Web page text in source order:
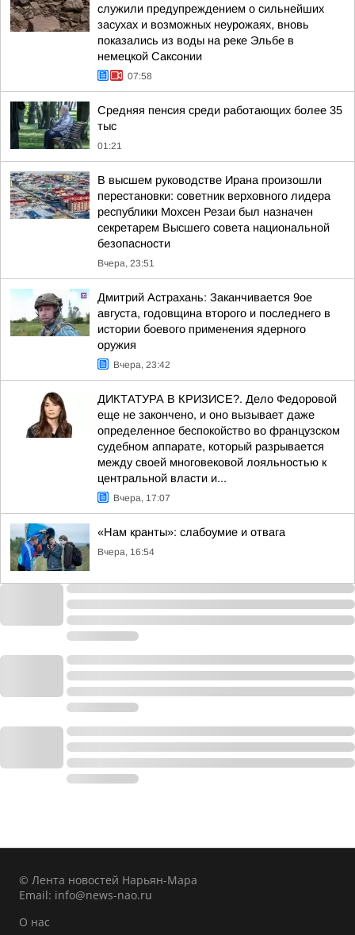
служили предупреждением о сильнейших
засухах и возможных неурожаях, вновь
показались из воды на реке Эльбе в
немецкой Саксонии
07:58
Средняя пенсия среди работающих более 35
тыс
01:21
В высшем руководстве Ирана произошли
перестановки: советник верховного лидера
республики Мохсен Резаи был назначен
секретарем Высшего совета национальной
безопасности
Вчера, 23:51
Дмитрий Астрахань: Заканчивается 9ое
августа, годовщина второго и последнего в
истории боевого применения ядерного
оружия
Вчера, 23:42
ДИКТАТУРА В КРИЗИСЕ?. Дело Федоровой
еще не закончено, и оно вызывает даже
определенное беспокойство во французском
судебном аппарате, который разрывается
между своей многовековой лояльностью к
центральной власти и...
Вчера, 17:07
«Нам кранты»: слабоумие и отвага
Вчера, 16:54
© Лента новостей Нарьян-Мара
Email: info@news-nao.ru
О нас